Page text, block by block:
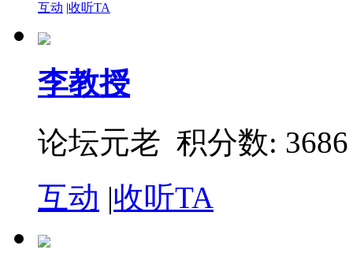
互动 |收听TA
李教授
论坛元老 积分数: 3686
互动 |收听TA